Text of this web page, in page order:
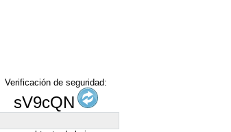
Verificación de seguridad:
sV9cQN